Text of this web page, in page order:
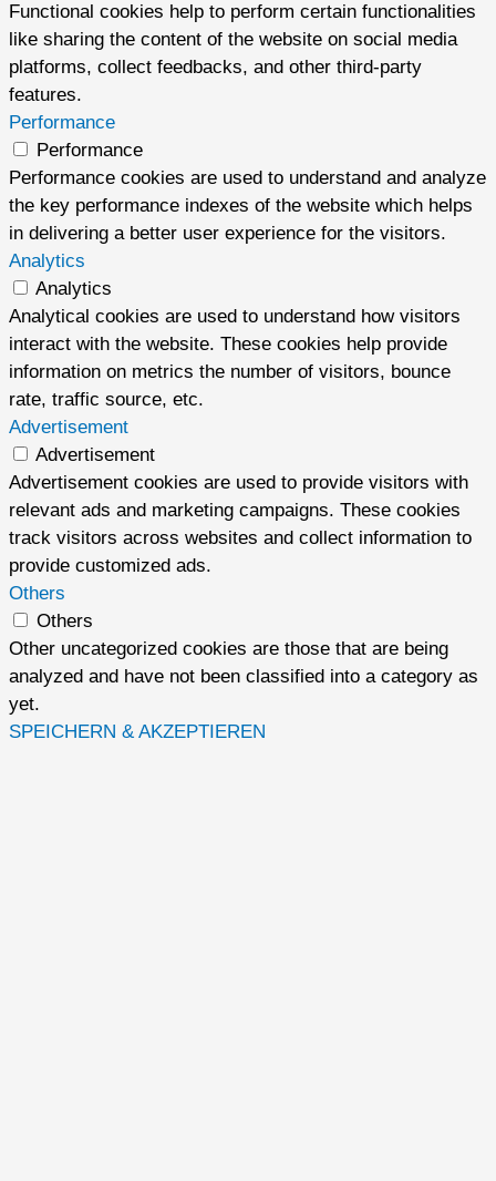
Functional cookies help to perform certain functionalities
like sharing the content of the website on social media
platforms, collect feedbacks, and other third-party
features.
Performance
Performance
Performance cookies are used to understand and analyze
the key performance indexes of the website which helps
in delivering a better user experience for the visitors.
Analytics
Analytics
Analytical cookies are used to understand how visitors
interact with the website. These cookies help provide
information on metrics the number of visitors, bounce
rate, traffic source, etc.
Advertisement
Advertisement
Advertisement cookies are used to provide visitors with
relevant ads and marketing campaigns. These cookies
track visitors across websites and collect information to
provide customized ads.
Others
Others
Other uncategorized cookies are those that are being
analyzed and have not been classified into a category as
yet.
SPEICHERN & AKZEPTIEREN